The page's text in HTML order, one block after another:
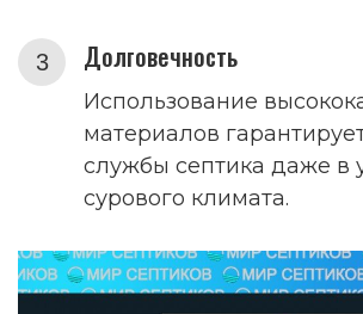
Долговечность
Использование
материалов
службы септика даже в
сурового климата.